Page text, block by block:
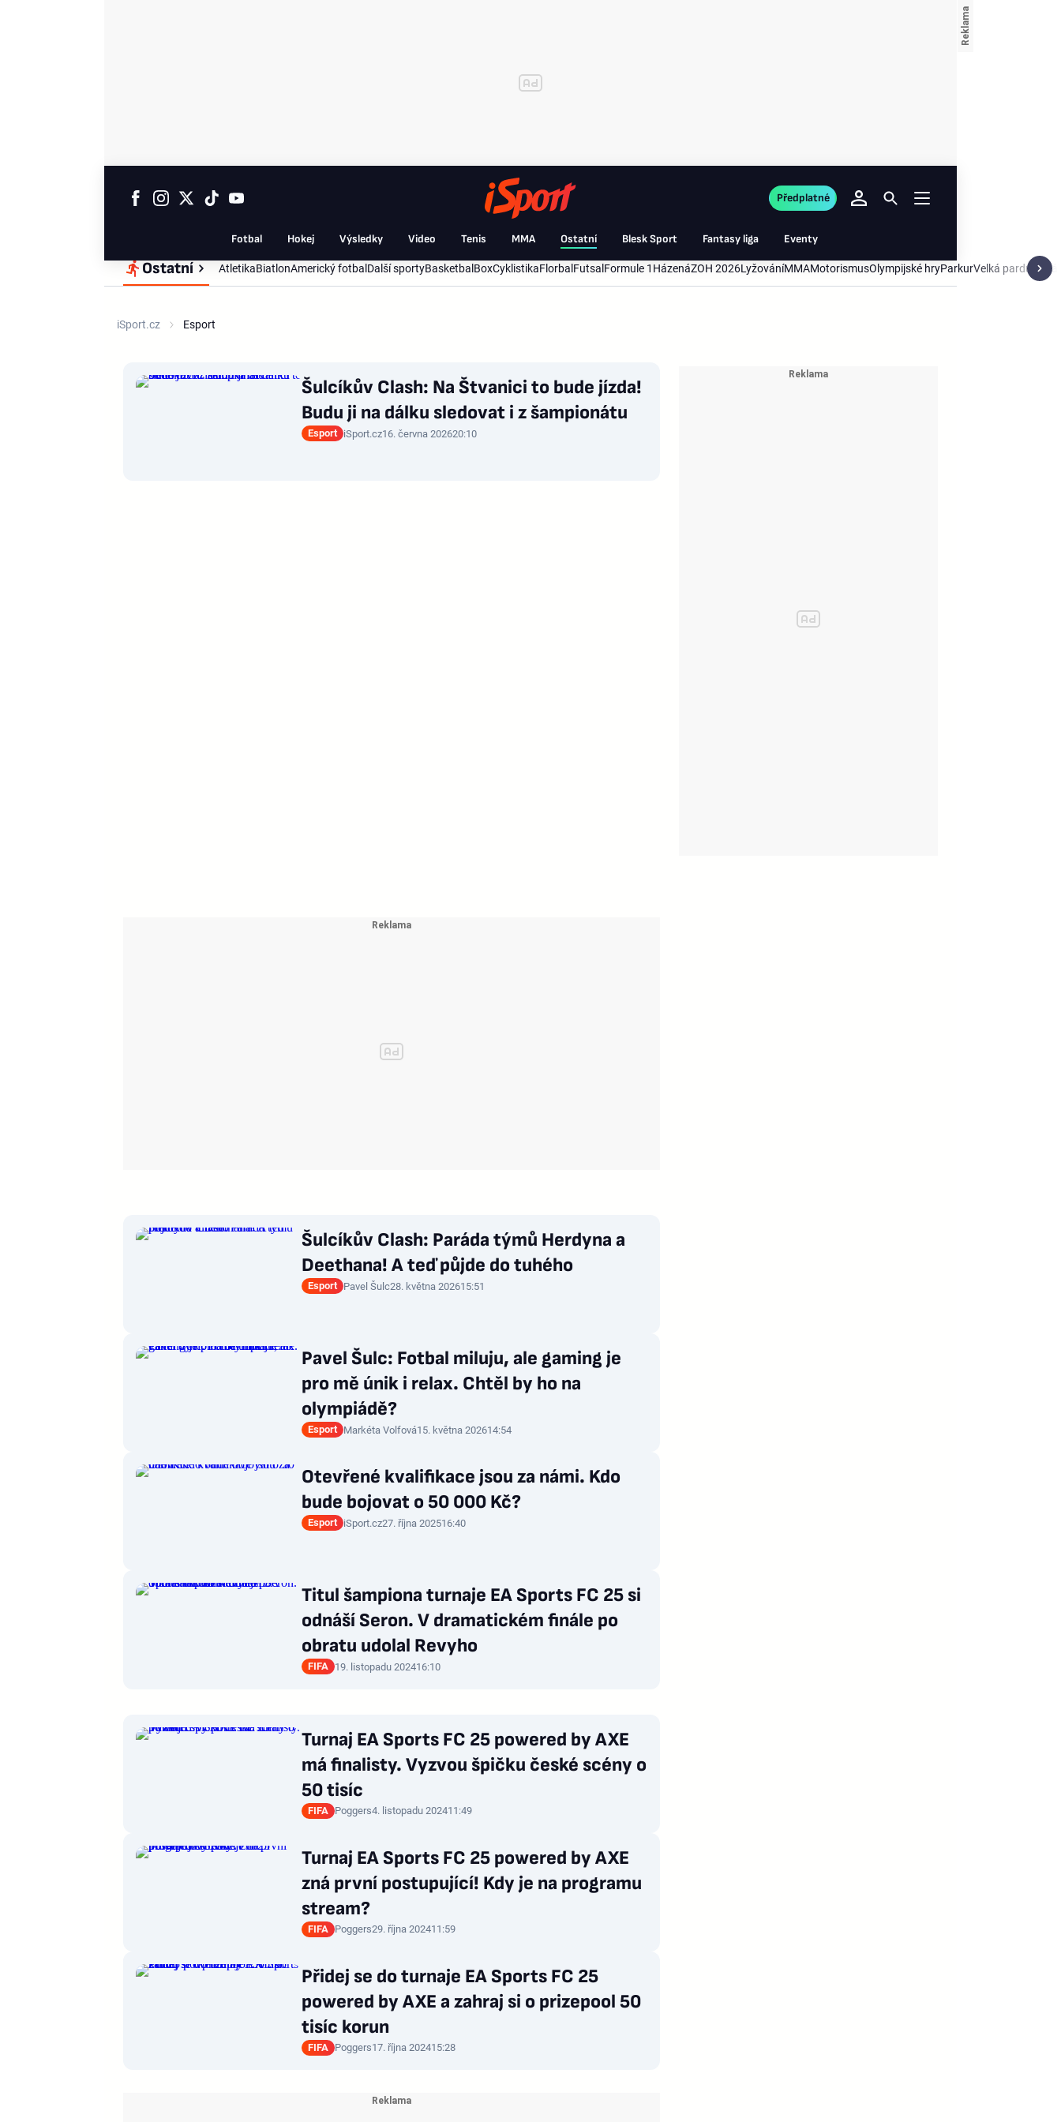
Fotbal Hokej Výsledky Video Tenis MMA Ostatní Blesk Sport Fantasy liga Eventy
Předplatné
Ostatní AtletikaBiatlonAmerický fotbal Další sportyBasketbal BoxCyklistikaFlorbal Futsal Formule 1 HázenáZOH 2026LyžováníMMAMotorismusOlympijské hryParkurVelká pardubická
iSport.cz Esport
Šulcíkův Clash: Na Štvanici to bude jízda!
Budu ji na dálku sledovat i z šampionátu
Esport iSport.cz16. června 202620:10
Šulcíkův Clash: Paráda týmů Herdyna a
Deethana! A teď půjde do tuhého
Esport Pavel Šulc28. května 202615:51
Pavel Šulc: Fotbal miluju, ale gaming je
pro mě únik i relax. Chtěl by ho na
olympiádě?
Esport Markéta Volfová15. května 202614:54
Otevřené kvalifikace jsou za námi. Kdo
bude bojovat o 50 000 Kč?
Esport iSport.cz27. října 202516:40
Titul šampiona turnaje EA Sports FC 25 si
odnáší Seron. V dramatickém finále po
obratu udolal Revyho
FIFA 19. listopadu 202416:10
Turnaj EA Sports FC 25 powered by AXE
má finalisty. Vyzvou špičku české scény o
50 tisíc
FIFA Poggers4. listopadu 202411:49
Turnaj EA Sports FC 25 powered by AXE
zná první postupující! Kdy je na programu
stream?
FIFA Poggers29. října 202411:59
Přidej se do turnaje EA Sports FC 25
powered by AXE a zahraj si o prizepool 50
tisíc korun
FIFA Poggers17. října 202415:28